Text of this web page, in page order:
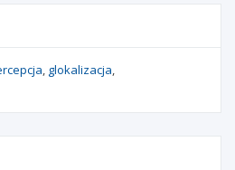
glokalizacja